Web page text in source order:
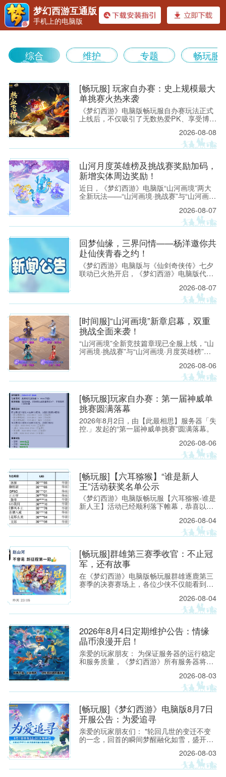
《梦幻
西游》
电脑版
官方网
站 - 网
易西游
题材扛
鼎之作
梦幻西游互通版
手机上的电脑版
综合 维护 专题 畅玩服
[畅玩服] 玩家自办赛：史上规模最大
单挑赛火热来袭
《梦幻西游》电脑版畅玩服自办赛玩法正式
上线后，不仅吸引了无数热爱PK、享受博弈
拉满、热血激情的“1V1”单挑赛。近日，
【龙卷雨击】服务器的「热血飞扬」发起了
一场可供2048位少侠参与、总奖池超10万仙
规模最大的单挑赛。
2026-08-08
山河月度英雄榜及挑战赛奖励加码，
新增实体周边奖励！
近日，《梦幻西游》电脑版“山河画境”两大
全新玩法——“山河画境·挑战赛”与“山河画境
勇闯画境、挑战自我，我们为两大玩法新增
丰厚实物周边奖励，各位少侠将有机会赢取
涂山瞳大手办、青花瓷鬼将手办等典藏好
的现实礼遇。
2026-08-07
回梦仙缘，三界问情——杨洋邀你共
赴仙侠青春之约！
《梦幻西游》电脑版与《仙剑奇侠传》七夕
联动已火热开启，《梦幻西游》电脑版代言
同步上线。 视频以青春成长为情感主线，串
联起两大IP跨越时光的共同记忆，精准戳中
无数玩家的成长共鸣。
2026-08-07
[时间服]“山河画境”新章启幕，双重
挑战全面来袭！
“山河画境”全新竞技篇章现已全服上线，“山
河画境·挑战赛”与“山河画境·月度英雄榜”两
特赦令牌、无双徽记等高价值道具，还能解
锁专属限时称谓、万界通廊摊位招牌装饰、
首领雕像庭院装饰等限定奖励。
2026-08-06
[畅玩服]玩家自办赛：第一届神威单
挑赛圆满落幕
2026年8月2日，由【此最相思】服务器「失
控.」发起的“第一届神威单挑赛”圆满落幕。
2026-08-06
[畅玩服]【六耳猕猴】“谁是新人
王”活动获奖名单公示
《梦幻西游》电脑版畅玩服【六耳猕猴-谁是
新人王】活动已经顺利落下帷幕，恭喜以下
2026-08-04
[畅玩服]群雄第三赛季收官：不止冠
军，还有故事
在《梦幻西游》电脑版畅玩服群雄逐鹿第三
赛季的决赛赛场上，各位少侠不仅能看到精
彩激烈的顶尖对决，赛场之外也同样看点满
满。下面，就带各位少侠了解一下吧！
2026-08-04
2026年8月4日定期维护公告：情缘
晶币浪漫开启！
亲爱的玩家朋友： 为保证服务器的运行稳定
和服务质量，《梦幻西游》所有服务器将于
的维护工作。预计维护时间为上午8:00至9:3
0，请各位玩家相互转告，并提前留意游戏
时间，以免造成不必要的损失。
2026-08-03
[畅玩服]《梦幻西游》电脑版8月7日
开服公告：为爱追寻
亲爱的玩家朋友们： "轮回几世的变迁不变
的一念，回首的瞬间梦醒融化如雪，盛开为
每一位曾初入建邺城、流连于长安城烟火中
的少侠，心头都会泛起阵阵涟漪。那一瞬的
悸动，是我们在锦瑟年华中与梦幻相遇的美
2026-08-03